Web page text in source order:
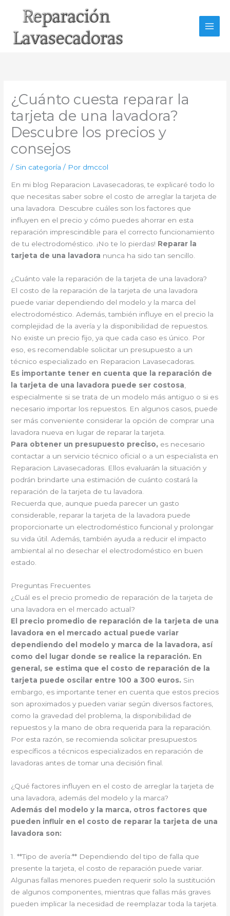
¿Cuánto cuesta reparar la
tarjeta de una lavadora?
Descubre los precios y
consejos
/ Sin categoría / Por dmccol
En mi blog Reparacion Lavasecadoras, te explicaré todo lo
que necesitas saber sobre el costo de arreglar la tarjeta de
una lavadora. Descubre cuáles son los factores que
influyen en el precio y cómo puedes ahorrar en esta
reparación imprescindible para el correcto funcionamiento
de tu electrodoméstico. ¡No te lo pierdas! Reparar la
tarjeta de una lavadora nunca ha sido tan sencillo.
¿Cuánto vale la reparación de la tarjeta de una lavadora?
El costo de la reparación de la tarjeta de una lavadora
puede variar dependiendo del modelo y la marca del
electrodoméstico. Además, también influye en el precio la
complejidad de la avería y la disponibilidad de repuestos.
No existe un precio fijo, ya que cada caso es único. Por
eso, es recomendable solicitar un presupuesto a un
técnico especializado en Reparacion Lavasecadoras.
Es importante tener en cuenta que la reparación de
la tarjeta de una lavadora puede ser costosa
especialmente si se trata de un modelo más antiguo o si es
necesario importar los repuestos. En algunos casos, puede
ser más conveniente considerar la opción de comprar una
lavadora nueva en lugar de reparar la tarjeta.
Para obtener un presupuesto preciso, es necesario
contactar a un servicio técnico oficial o a un especialista en
Reparacion Lavasecadoras. Ellos evaluarán la situación y
podrán brindarte una estimación de cuánto costará la
reparación de la tarjeta de tu lavadora.
Recuerda que, aunque pueda parecer un gasto
considerable, reparar la tarjeta de la lavadora puede
proporcionarte un electrodoméstico funcional y prolongar
su vida útil. Además, también ayuda a reducir el impacto
ambiental al no desechar el electrodoméstico en buen
estado.
Preguntas Frecuentes
¿Cuál es el precio promedio de reparación de la tarjeta de
una lavadora en el mercado actual?
El precio promedio de reparación de la tarjeta de una
lavadora en el mercado actual puede variar
dependiendo del modelo y marca de la lavadora, así
como del lugar donde se realice la reparación. En
general, se estima que el costo de reparación de la
tarjeta puede oscilar entre 100 a 300 euros. Sin
embargo, es importante tener en cuenta que estos precios
son aproximados y pueden variar según diversos factores,
como la gravedad del problema, la disponibilidad de
repuestos y la mano de obra requerida para la reparación.
Por esta razón, se recomienda solicitar presupuestos
específicos a técnicos especializados en reparación de
lavadoras antes de tomar una decisión final.
¿Qué factores influyen en el costo de arreglar la tarjeta de
una lavadora, además del modelo y la marca?
Además del modelo y la marca, otros factores que
pueden influir en el costo de reparar la tarjeta de una
lavadora son:
1. **Tipo de avería:** Dependiendo del tipo de falla que
presente la tarjeta, el costo de reparación puede variar.
Algunas fallas menores pueden requerir solo la sustitución
de algunos componentes, mientras que fallas más graves
pueden implicar la necesidad de reemplazar toda la tarjeta.